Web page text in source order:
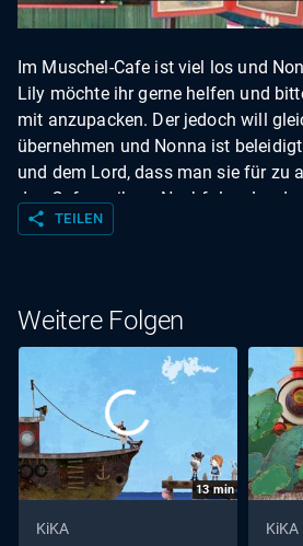
Im Muschel-Cafe ist viel los und
Lily möchte ihr gerne helfen und
mit anzupacken. Der jedoch will
übernehmen und Nonna ist
und dem Lord, dass man sie für zu
das Cafe an ihren Nachfolger Lord
sich zur Ruhe. Der Lord aber merkt
share TEILEN
Weitere Folgen
13min
KiKA KiKA